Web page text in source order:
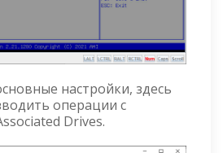
настройки, здесь
операции с
Drives.